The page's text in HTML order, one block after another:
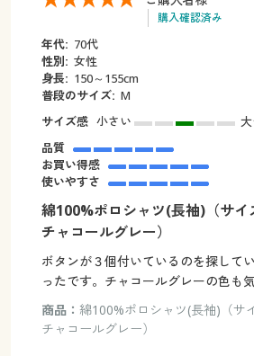
購入確認済み
年代: 70代
性別: 女性
身長: 150～155cm
普段のサイズ: M
サイズ感 小さい
品質
お買い得感
使いやすさ
綿100%ポロシャツ(長袖)（サイ
チャコールグレー）
ボタンが３個付いているのを探して
ったです。チャコールグレーの色も
商品： 綿100%ポロシャツ(長袖)（サ
チャコールグレー）